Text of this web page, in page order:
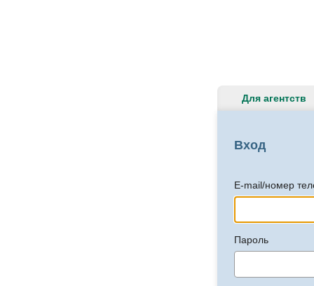
Для агентств
Вход
E-mail/номер
Пароль